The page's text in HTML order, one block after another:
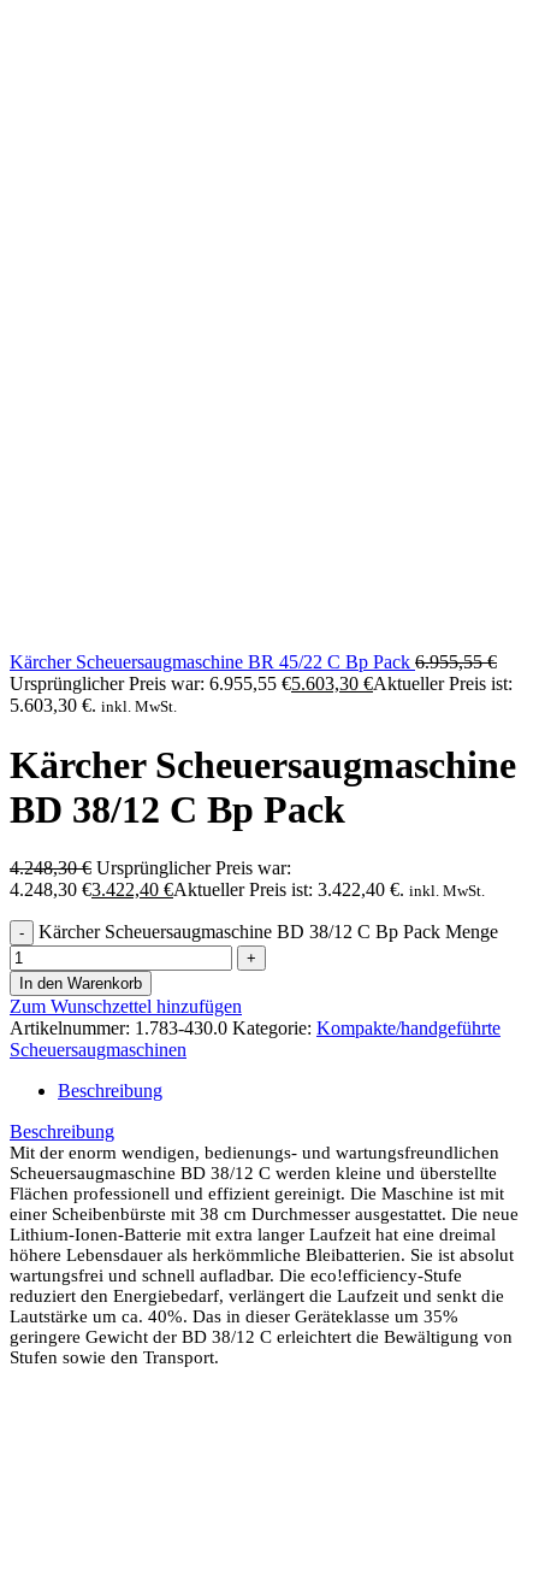
Kärcher Scheuersaugmaschine BR 45/22 C Bp Pack 6.955,55€
Ursprünglicher Preis war: 6.955,55 €5.603,30 €Aktueller Preis ist:
5.603,30 €. inkl. MwSt.
Kärcher Scheuersaugmaschine
BD 38/12 C Bp Pack
4.248,30€ Ursprünglicher Preis war:
4.248,30 €3.422,40 €Aktueller Preis ist: 3.422,40 €. inkl. MwSt.
Kärcher Scheuersaugmaschine BD 38/12 C Bp Pack Menge
In den Warenkorb
Zum Wunschzettel hinzufügen
Artikelnummer: 1.783-430.0 Kategorie: Kompakte/handgeführte
Scheuersaugmaschinen
Beschreibung
Beschreibung
Mit der enorm wendigen, bedienungs- und wartungsfreundlichen
Scheuersaugmaschine BD 38/12 C werden kleine und überstellte
Flächen professionell und effizient gereinigt. Die Maschine ist mit
einer Scheibenbürste mit 38 cm Durchmesser ausgestattet. Die neue
Lithium-Ionen-Batterie mit extra langer Laufzeit hat eine dreimal
höhere Lebensdauer als herkömmliche Bleibatterien. Sie ist absolut
wartungsfrei und schnell aufladbar. Die eco!efficiency-Stufe
reduziert den Energiebedarf, verlängert die Laufzeit und senkt die
Lautstärke um ca. 40%. Das in dieser Geräteklasse um 35%
geringere Gewicht der BD 38/12 C erleichtert die Bewältigung von
Stufen sowie den Transport.